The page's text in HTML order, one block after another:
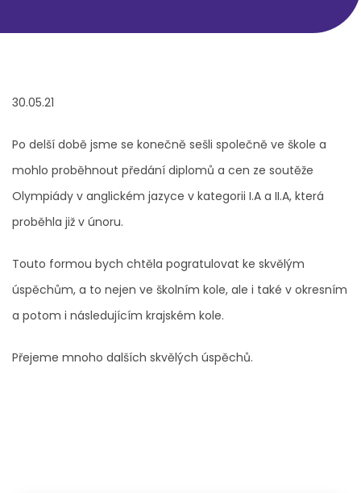
30.05.21
Po delší době jsme se konečně sešli společně ve škole a
mohlo proběhnout předání diplomů a cen ze soutěže
Olympiády v anglickém jazyce v kategorii I.A a II.A, která
proběhla již v únoru.
Touto formou bych chtěla pogratulovat ke skvělým
úspěchům, a to nejen ve školním kole, ale i také v okresním
a potom i následujícím krajském kole.
Přejeme mnoho dalších skvělých úspěchů.